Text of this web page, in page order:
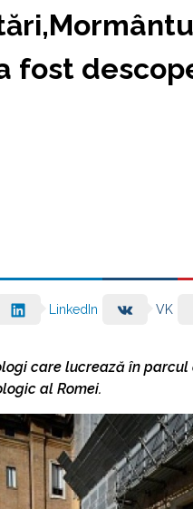
fost
LinkedIn VK
care lucrează în parcul
gic al Romei.